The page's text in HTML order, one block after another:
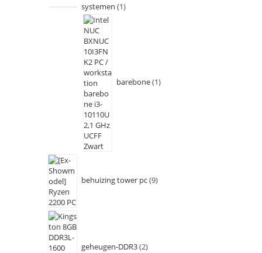
systemen 1
barebone 1
behuizing tower pc 9
geheugen-DDR3 2